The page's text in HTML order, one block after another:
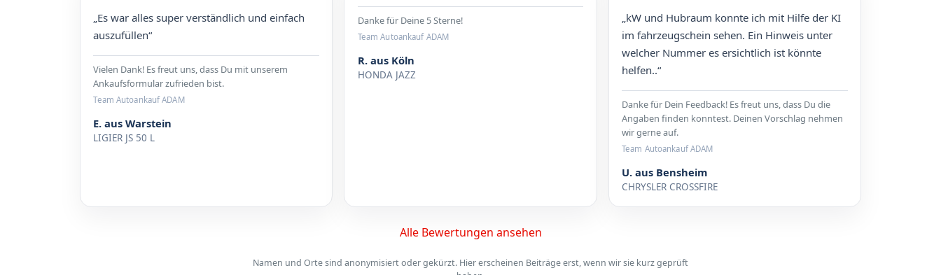
„Es war alles super verständlich und einfach
auszufüllen“
Vielen Dank! Es freut uns, dass Du mit unserem
Ankaufsformular zufrieden bist.
Team Autoankauf ADAM
E. aus Warstein
LIGIER JS 50 L
Danke für Deine 5 Sterne!
Team Autoankauf ADAM
R. aus Köln
HONDA JAZZ
„kW und Hubraum konnte ich mit Hilfe der KI
im fahrzeugschein sehen. Ein Hinweis unter
welcher Nummer es ersichtlich ist könnte
helfen..“
Danke für Dein Feedback! Es freut uns, dass Du die
Angaben finden konntest. Deinen Vorschlag nehmen
wir gerne auf.
Team Autoankauf ADAM
U. aus Bensheim
CHRYSLER CROSSFIRE
Alle Bewertungen ansehen
Namen und Orte sind anonymisiert oder gekürzt. Hier erscheinen Beiträge erst, wenn wir sie kurz geprüft